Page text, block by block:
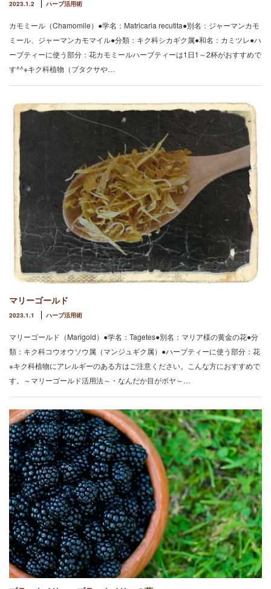
2023.1.2 ハーブ活用術
カモミール（Chamomile）●学名：Matricaria recutita●別名：ジャーマンカモ
ミール、ジャーマンカモマイル●分類：キク科シカギク属●和名：カミツレ●ハ
ーブティーに使う部分：花カモミールハーブティーは1日1～2杯がおすすめで
す^^※キク科植物（ブタクサや…
マリーゴールド
2023.1.1 ハーブ活用術
マリーゴールド（Marigold）●学名：Tagetes●別名：マリア様の黄金の花●分
類：キク科コウオウソウ属（マンジュギク属）●ハーブティーに使う部分：花
※キク科植物にアレルギーのある方はご注意ください。こんな方におすすめで
す。～マリーゴールド活用法～・なんだか目がボヤ～…